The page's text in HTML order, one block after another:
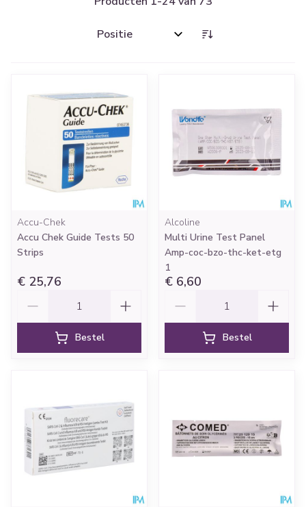
Sorteer op:
Accu-Chek
Accu Chek Guide Tests 50
Strips
€ 25,76
Bestel
Alcoline
Multi Urine Test Panel
Amp-coc-bzo-thc-ket-etg
1
€ 6,60
Bestel